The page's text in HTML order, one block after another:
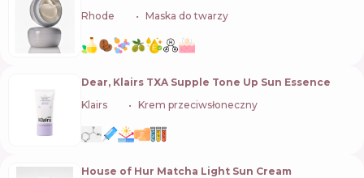
Rhode
Maska do twarzy
Dear, Klairs TXA Supple Tone Up Sun Essence
Klairs
Krem przeciwsłoneczny
House of Hur Matcha Light Sun Cream